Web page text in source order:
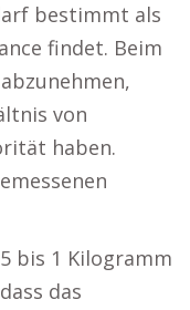
bestimmt als
findet. Beim
von
haben.
bis 1 Kilogramm
das